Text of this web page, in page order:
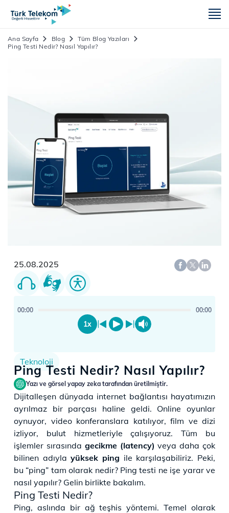
Ana Sayfa Blog
Tüm Blog Yazıları
Ping Testi Nedir? Nasıl Yapılır?
25.08.2025
00:00 00:00
1x
Teknoloji
Ping Testi Nedir? Nasıl Yapılır?
Yazı ve görsel yapay zeka tarafından üretilmiştir.
Dijitalleşen dünyada internet bağlantısı hayatımızın
ayrılmaz bir parçası haline geldi. Online oyunlar
oynuyor, video konferanslara katılıyor, film ve dizi
izliyor, bulut hizmetleriyle çalışıyoruz. Tüm bu
işlemler sırasında gecikme (latency)veya daha çok
bilinen adıylayüksek ping ile karşılaşabiliriz. Peki,
bu “ping” tam olarak nedir? Ping testi ne işe yarar ve
nasıl yapılır? Gelin birlikte bakalım.
Ping Testi Nedir?
Ping, aslında bir ağ teşhis yöntemi. Temel olarak